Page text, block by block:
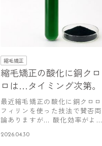
縮毛矯正
縮毛矯正の酸化に銅クロ
ロは…タイミング次第。
最近縮毛矯正の酸化に銅クロロ
フィリンを使った技法で賛否両
論ありますが… 酸化効率がよく
2026.04.30